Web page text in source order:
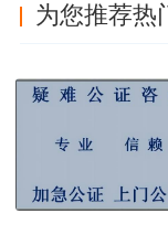
为您推荐热